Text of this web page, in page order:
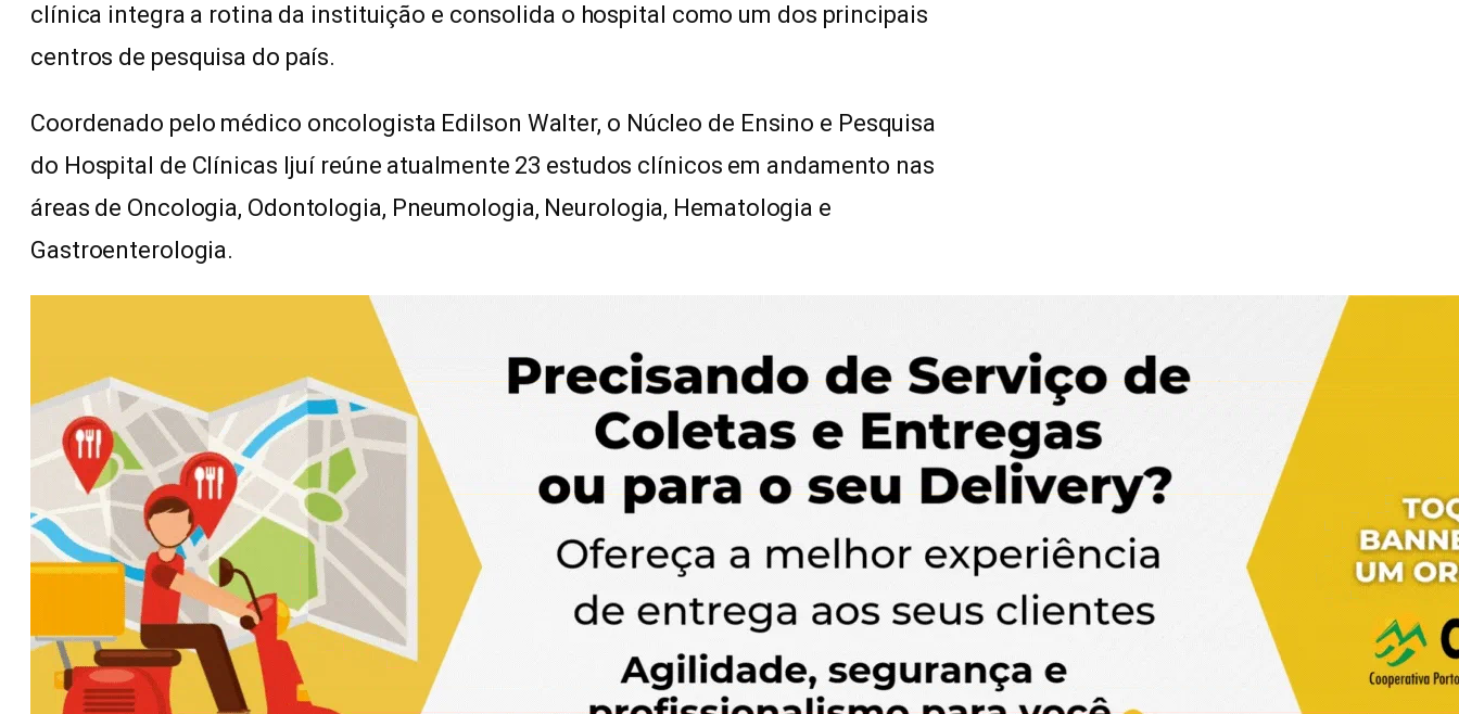
clínica integra a rotina da instituição e consolida o hospital como um dos principais
centros de pesquisa do país.
Coordenado pelo médico oncologista Edilson Walter, o Núcleo de Ensino e Pesquisa
do Hospital de Clínicas Ijuí reúne atualmente 23 estudos clínicos em andamento nas
áreas de Oncologia, Odontologia, Pneumologia, Neurologia, Hematologia e
Gastroenterologia.